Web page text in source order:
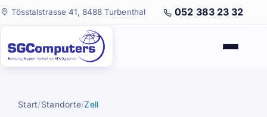
Tösstalstrasse 41, 8488 Turbenthal 052 383 23 32
Start/Standorte/Zell